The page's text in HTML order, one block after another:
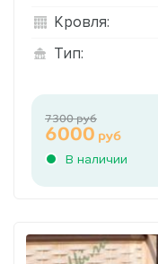
Кровля:
Тип:
В наличии
6000 руб
7300 руб